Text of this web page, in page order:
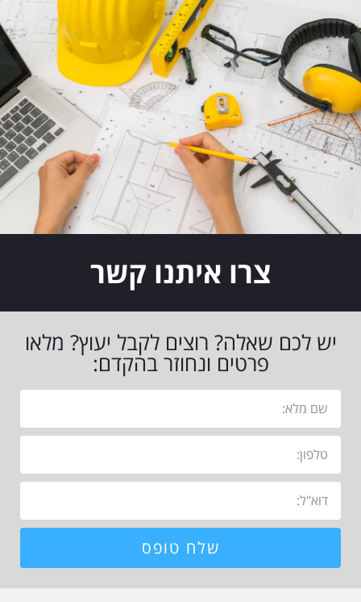
צרו איתנו קשר
יש לכם שאלה? רוצים לקבל יעוץ? מלאו
פרטים ונחוזר בהקדם:
שלח טופס